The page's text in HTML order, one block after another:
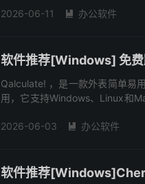
2026-06-11
 办公软件
软件推荐[Windows] 免
Qalculate! ，是一款外表简单易
用，它支持Windows、Linux和
2026-06-03
 办公软件
软件推荐